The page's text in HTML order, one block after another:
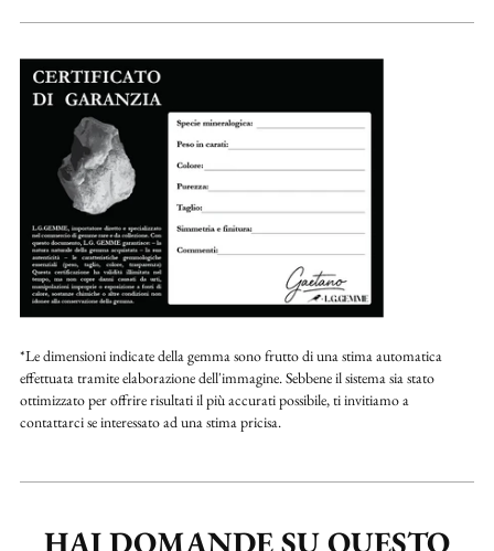
*Le dimensioni indicate della gemma sono frutto di una stima automatica
effettuata tramite elaborazione dell'immagine. Sebbene il sistema sia stato
ottimizzato per offrire risultati il più accurati possibile, ti invitiamo a
contattarci se interessato ad una stima pricisa.
HAI DOMANDE SU QUESTO